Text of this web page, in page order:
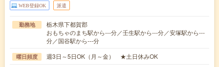
WEB登録OK 派遣
勤務地
栃木県下都賀郡
おもちゃのまち駅から---分／壬生駅から---分／安塚駅から---
分／国谷駅から---分
曜日頻度 週3日～5日OK（月～金） ★土日休みOK